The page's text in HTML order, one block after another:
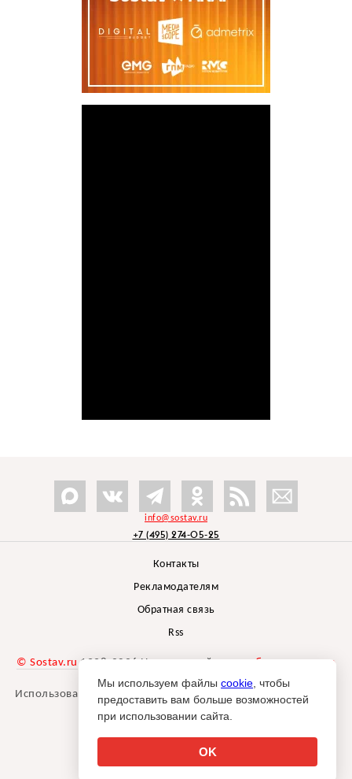
info@sostav.ru
+7 (495) 274-05-25
Контакты
Рекламодателям
Обратная связь
Rss
© Sostav.ru 1998-2026 Независимый проектбрендингового
агентства Depot
Использование материалов Sostav.ru допустимо только при
указании источника.
Мы используем файлы cookie , чтобы
предоставить вам больше возможностей
при использовании сайта.
OK